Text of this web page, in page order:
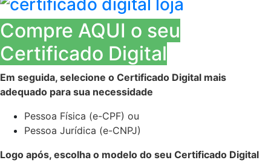
Compre AQUI o seu
Certificado Digital
Em seguida, selecione o Certificado Digital mais
adequado para sua necessidade
Pessoa Física (e-CPF) ou
Pessoa Jurídica (e-CNPJ)
Logo após, escolha o modelo do seu Certificado Digital